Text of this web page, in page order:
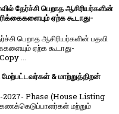
தேர்ச்சி பெறாத ஆசிரியர்களின்
ஏற்க கூடாது-
பெறாத ஆசிரியர்களின் பதவி
ஏற்க கூடாது-
...
& மாற்றுத்திறன்
Phase (House Listing
மற்றும்